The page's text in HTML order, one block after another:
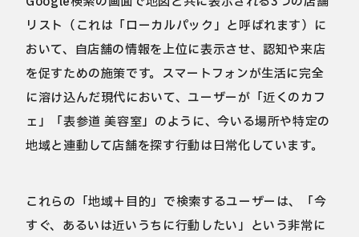
リスト（これは「ローカルパック」と呼ばれます）に
おいて、自店舗の情報を上位に表示させ、認知や来店
を促すための施策です。スマートフォンが生活に完全
に溶け込んだ現代において、ユーザーが「近くのカフ
ェ」「表参道 美容室」のように、今いる場所や特定の
地域と連動して店舗を探す行動は日常化しています。
これらの「地域＋目的」で検索するユーザーは、「今
すぐ、あるいは近いうちに行動したい」という非常に